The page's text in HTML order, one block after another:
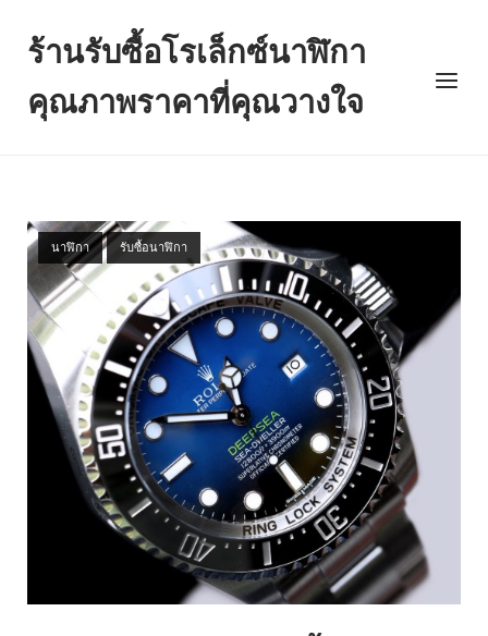
content
ร้านรับซื้อโรเล็กซ์นาฬิกา
คุณภาพราคาที่คุณวางใจ
Menu
นาฬิกา รับซื้อนาฬิกา